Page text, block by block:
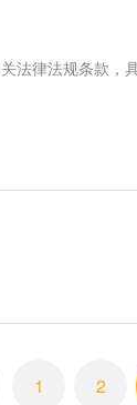
律法规条款，
1 2